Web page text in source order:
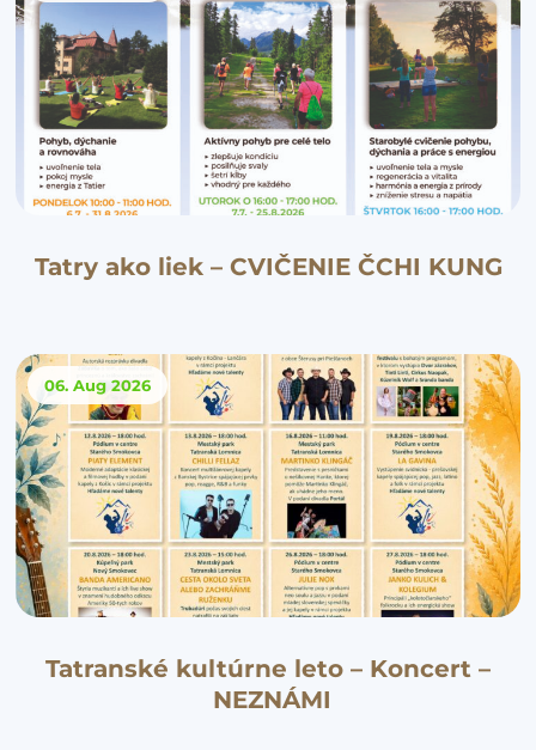
Tatry ako liek – CVIČENIE ČCHI KUNG
06. Aug 2026
Tatranské kultúrne leto – Koncert –
NEZNÁMI